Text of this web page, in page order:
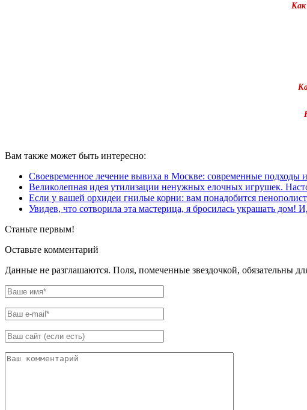
Как
Вам также может быть интересно:
Своевременное лечение вывиха в Москве: современные подходы
Великолепная идея утилизации ненужных елочных игрушек.
Если у вашей орхидеи гнилые корни: вам понадобится
Увидев, что сотворила эта мастерица, я бросилась украшать
Станьте первым!
Оставьте комментарий
Данные не разглашаются. Поля, помеченные звездочкой, обязательны